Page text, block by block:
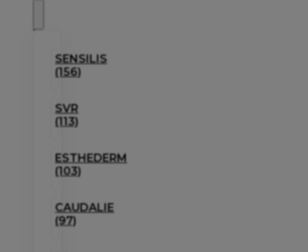
SENSILIS
(156)
SVR
(113)
ESTHEDERM
(103)
CAUDALIE
(97)